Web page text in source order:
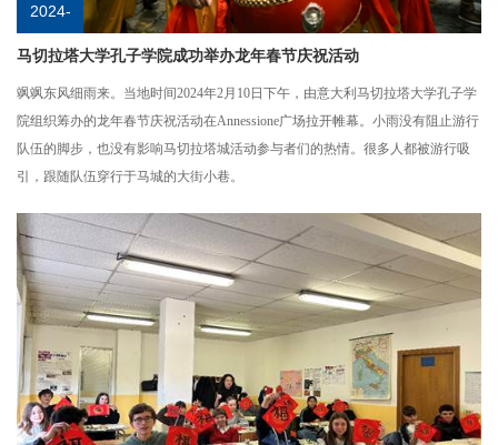
2024-
马切拉塔大学孔子学院成功举办龙年春节庆祝活动
飒飒东风细雨来。当地时间2024年2月10日下午，由意大利马切拉塔大学孔子学
院组织筹办的龙年春节庆祝活动在Annessione广场拉开帷幕。小雨没有阻止游行
队伍的脚步，也没有影响马切拉塔城活动参与者们的热情。很多人都被游行吸
引，跟随队伍穿行于马城的大街小巷。